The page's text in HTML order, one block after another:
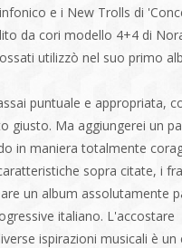
e i New Trolls di
da cori modello 4+4 di
utilizzò nel suo primo
puntuale e appropriata,
giusto. Ma aggiungerei un
in maniera totalmente
sopra citate, i
un album assolutamente
italiano. L'accostare
ispirazioni musicali è